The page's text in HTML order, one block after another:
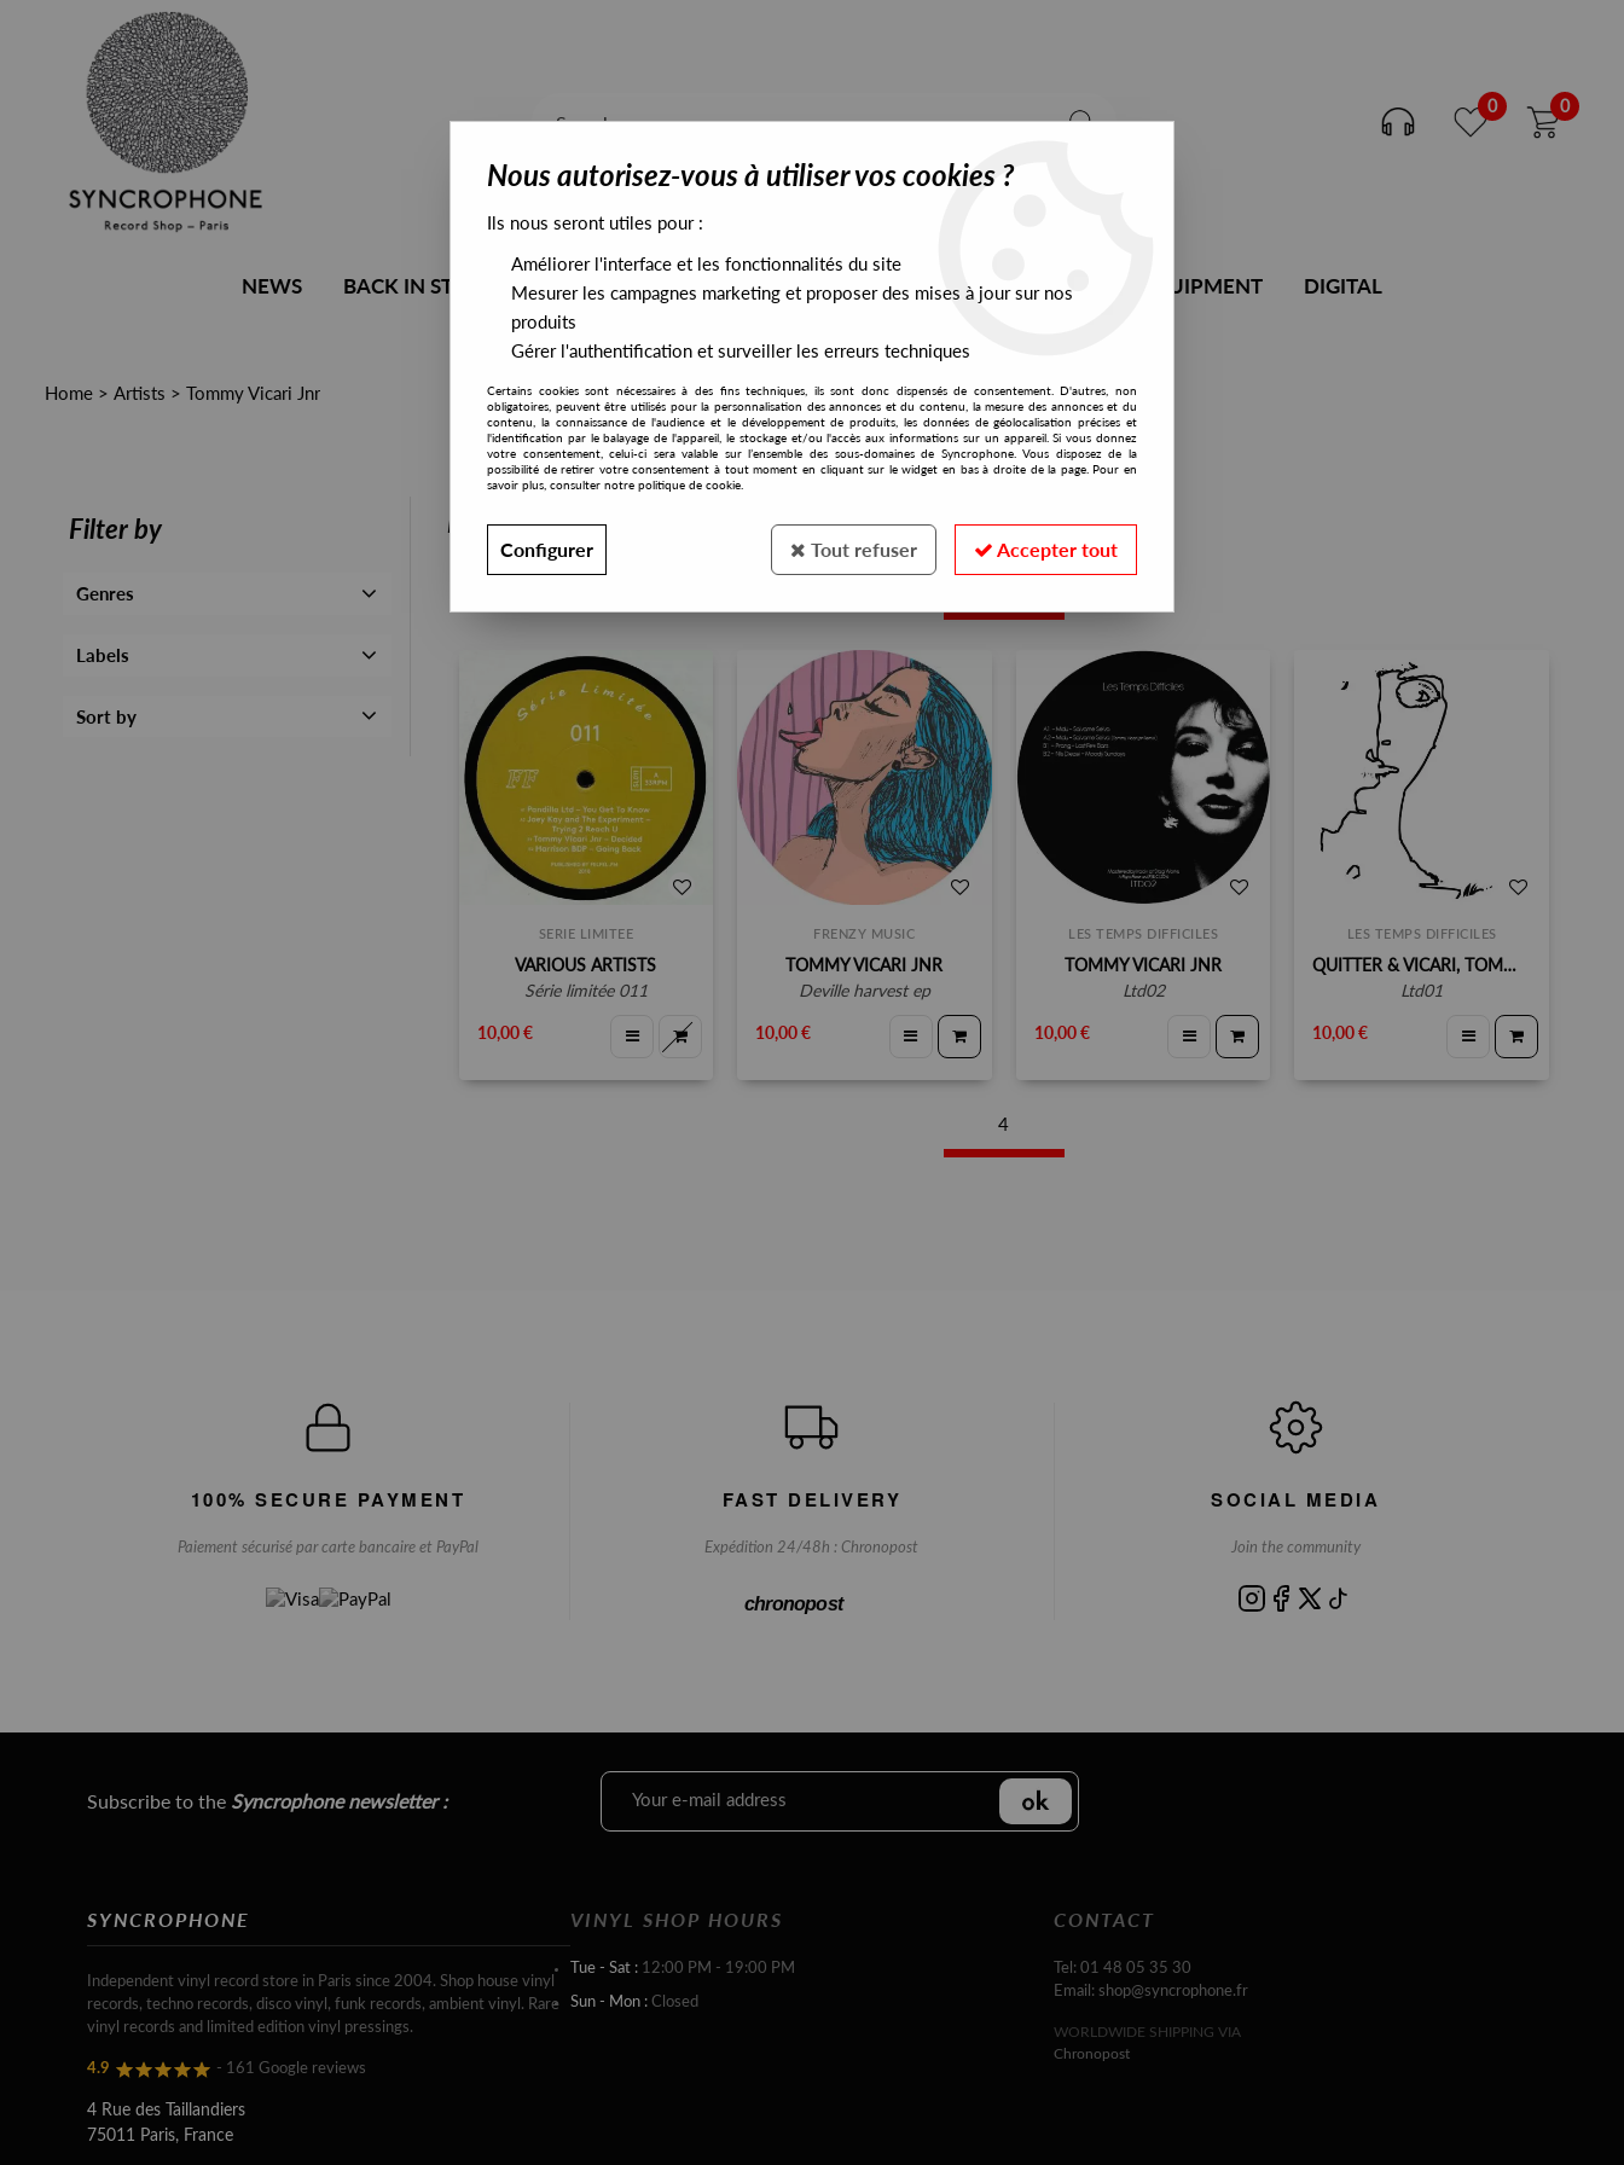
0 0
NEWS BACK IN STOCK ALL STOCK EXCLUSIVES PRESALES EXCLUSIVES DJ EQUIPMENT DIGITAL
Home > Artists > Tommy Vicari Jnr
Filter by
Genres
Labels
Sort by
PRESALES EXCLUSIVES
SERIE LIMITEE
VARIOUS ARTISTS
série limitée 011
10,00 €
FRENZY MUSIC
TOMMY VICARI JNR
deville harvest ep
10,00 €
LES TEMPS DIFFICILES
TOMMY VICARI JNR
ltd02
10,00 €
LES TEMPS DIFFICILES
QUITTER & VICARI, TOMMY VICARI JNR
ltd01
10,00 €
4
100% SECURE PAYMENT
Paiement sécurisé par carte bancaire et PayPal
FAST DELIVERY
Expédition 24/48h : Chronopost
chronopost
SOCIAL MEDIA
Join the community
Subscribe to the Syncrophone newsletter :
SYNCROPHONE
Independent vinyl record store in Paris since 2004. Shop house vinyl
records, techno records, disco vinyl, funk records, ambient vinyl. Rare
vinyl records and limited edition vinyl pressings.
4.9 - 161 Google reviews
4 Rue des Taillandiers
75011 Paris, France
VINYL SHOP HOURS
Tue - Sat : 12:00 PM - 19:00 PM
Sun - Mon : Closed
CONTACT
Tel: 01 48 05 35 30
Email: shop@syncrophone.fr
WORLDWIDE SHIPPING VIA
Chronopost
Nous autorisez-vous à utiliser vos cookies ?
Ils nous seront utiles pour :
Améliorer l'interface et les fonctionnalités du site
Mesurer les campagnes marketing et proposer des mises à jour sur nos
produits
Gérer l'authentification et surveiller les erreurs techniques
Certains cookies sont nécessaires à des fins techniques, ils sont donc dispensés de consentement. D'autres, non
obligatoires, peuvent être utilisés pour la personnalisation des annonces et du contenu, la mesure des annonces et du
contenu, la connaissance de l'audience et le développement de produits, les données de géolocalisation précises et
l'identification par le balayage de l'appareil, le stockage et/ou l'accès aux informations sur un appareil. Si vous donnez
votre consentement, celui-ci sera valable sur l’ensemble des sous-domaines de Syncrophone. Vous disposez de la
possibilité de retirer votre consentement à tout moment en cliquant sur le widget en bas à droite de la page. Pour en
savoir plus, consulter notre politique de cookie.
Configurer Tout refuser Accepter tout